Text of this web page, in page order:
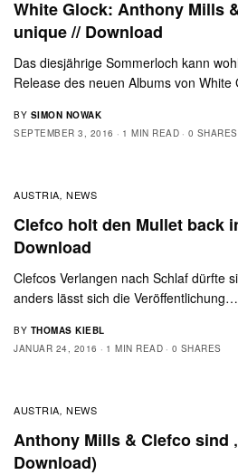
White Glock: Anthony Mills
unique // Download
Das diesjährige Sommerloch kann
Release des neuen Albums von
BY SIMON NOWAK
SEPTEMBER 3, 2016
1 MIN READ 0 SHARES
AUSTRIA, NEWS
Clefco holt den Mullet back
Download
Clefcos Verlangen nach Schlaf dürfte
anders lässt sich die Veröffentlichung…
BY THOMAS KIEBL
JANUAR 24, 2016
1 MIN READ 0 SHARES
AUSTRIA, NEWS
Anthony Mills & Clefco sind
Download)